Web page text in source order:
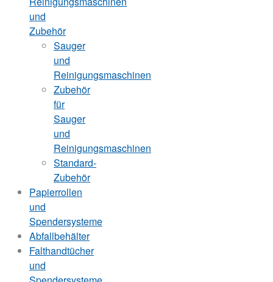
und
Zubehör
Sauger
und
Reinigungsmaschinen
Zubehör
für
Sauger
und
Reinigungsmaschinen
Standard-
Zubehör
Papierrollen
und
Spendersysteme
Abfallbehälter
Falthandtücher
und